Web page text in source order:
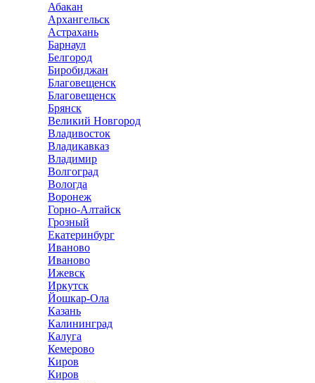
Абакан
Архангельск
Астрахань
Барнаул
Белгород
Биробиджан
Благовещенск
Благовещенск
Брянск
Великий Новгород
Владивосток
Владикавказ
Владимир
Волгоград
Вологда
Воронеж
Горно-Алтайск
Грозный
Екатеринбург
Иваново
Иваново
Ижевск
Иркутск
Йошкар-Ола
Казань
Калининград
Калуга
Кемерово
Киров
Киров